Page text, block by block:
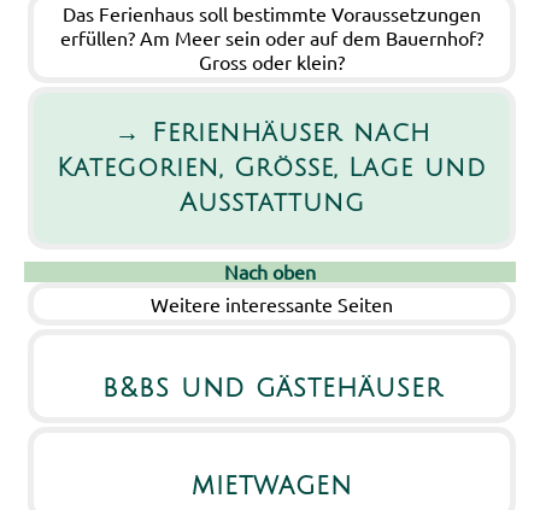
Das Ferienhaus soll bestimmte Voraussetzungen
erfüllen? Am Meer sein oder auf dem Bauernhof?
Gross oder klein?
→ Ferienhäuser nach
Kategorien, Grösse, Lage und
Ausstattung
Nach oben
Weitere interessante Seiten
b&bs und gästehäuser
mietwagen